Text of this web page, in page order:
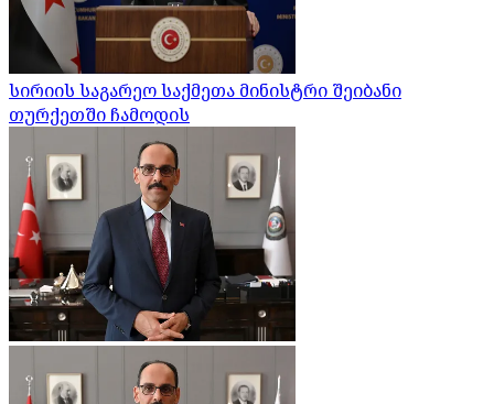
სირიის საგარეო საქმეთა მინისტრი შეიბანი
თურქეთში ჩამოდის